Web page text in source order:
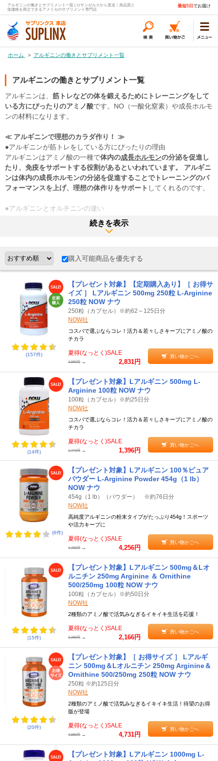
アルギニンの働きとサプリメント一覧 | ロサンゼルスから直送！高品質と
低価格を両立できるアメリカのサプリメント専門店
最短5日 でお届け
ホーム > アルギニンの働きとサプリメント一覧
アルギニンの働きとサプリメント一覧
アルギニンは、 筋トレなどの体を鍛えるためにトレーニングをして
いる方にぴったりのアミノ酸です。NO（一酸化窒素）や成長ホルモ
ンの材料になります。
≪ アルギニンで理想のカラダ作り！ ≫
●アルギニンが筋トレをしている方にぴったりの理由
アルギニンはアミノ酸の一種で体内の成長ホルモンの分泌を促進し
たり、免疫をサポートする役割があるといわれています。 アルギニ
ンは体内の成長ホルモンの分泌を促進することでトレーニングのパ
フォーマンスを上げ、理想の体作りをサポート してくれるのです。
●アルギニンとオルチニンの違い
アルギニンと似たような働きをする成分にオルチニンがあります。
は運動中に発生するアンモニア（疲労の原因となる物
≪ アルギニンサプリメントの飲み方 ≫
●スポーツジムなどで手軽に摂取するならタブレットやカプセルがお
すすめ
どこでも気軽に飲むことができます。
●中和が必要な場合も
アルギニンは強いアルカリ性があるので粉末で摂取する場合は、酸
性のグレープフルーツジュースやオレンジジュースに混ぜて飲む
と、胃への負担が軽減されます。クエン酸のサプリメントをうまく
利用する方もいます。
●アルギニンの摂取タイミング
押さえておきたいポイントはトレーニング前と就寝前
トレーニングの1時間前にアルギニンを摂取すると一酸化窒素を生成
し血流が良くなりトレーニング効果をサポートしてくれます。また
成長ホルモンは就寝時の22～翌3時に多く分泌するといわれていま
●アルギニンの目安摂取量
です。筋トレのために摂取するのであれば、1日10000mgが適量と
言われています。
続きを表示
購入可能商品を優先する
(157件)
【プレゼント対象】【定期購入あり】［ お得サ
イズ ］ Lアルギニン 500mg 250粒 L-Arginine
250粒 NOW ナウ
250粒（カプセル）※約62～125日分
NOW社
コスパで選ぶならコレ！活力＆若々しさキープにアミノ酸の
チカラ
夏得(なっとく)SALE
2,980円 → 2,831円
買い物かごへ
(14件)
【プレゼント対象】Lアルギニン 500mg L-
Arginine 100粒 NOW ナウ
100粒（カプセル）※約25日分
NOW社
コスパで選ぶならコレ！活力＆若々しさキープにアミノ酸の
チカラ
夏得(なっとく)SALE
1,470円 → 1,396円
買い物かごへ
(6件)
【プレゼント対象】Lアルギニン 100％ピュア
パウダー L-Arginine Powder 454g（1 lb）
NOW ナウ
454g（1 lb）（パウダー） ※約76日分
NOW社
高純度アルギニンの粉末タイプがたっぷり454g！スポーツ
や活力キープに
夏得(なっとく)SALE
4,480円 → 4,256円
買い物かごへ
(15件)
【プレゼント対象】Lアルギニン 500mg＆Lオ
ルニチン 250mg Arginine ＆ Ornithine
500/250mg 100粒 NOW ナウ
100粒（カプセル）※約50日分
NOW社
2種類のアミノ酸で活気みなぎるイキイキ生活を応援！
夏得(なっとく)SALE
2,280円 → 2,166円
買い物かごへ
(20件)
【プレゼント対象】［ お得サイズ ］ Lアルギ
ニン 500mg＆Lオルニチン 250mg Arginine＆
Ornithine 500/250mg 250粒 NOW ナウ
250粒 ※約125日分
NOW社
2種類のアミノ酸で活気みなぎるイキイキ生活！待望のお得
版が登場
夏得(なっとく)SALE
4,980円 → 4,731円
買い物かごへ
【プレゼント対象】Lアルギニン 1000mg L-